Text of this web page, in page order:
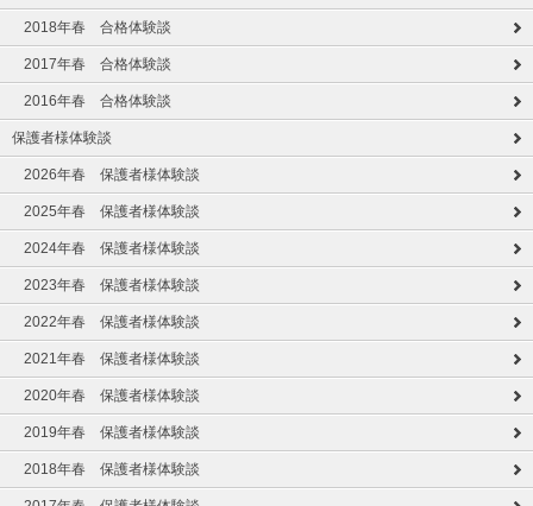
2018年春 合格体験談
2017年春 合格体験談
2016年春 合格体験談
保護者様体験談
2026年春 保護者様体験談
2025年春 保護者様体験談
2024年春 保護者様体験談
2023年春 保護者様体験談
2022年春 保護者様体験談
2021年春 保護者様体験談
2020年春 保護者様体験談
2019年春 保護者様体験談
2018年春 保護者様体験談